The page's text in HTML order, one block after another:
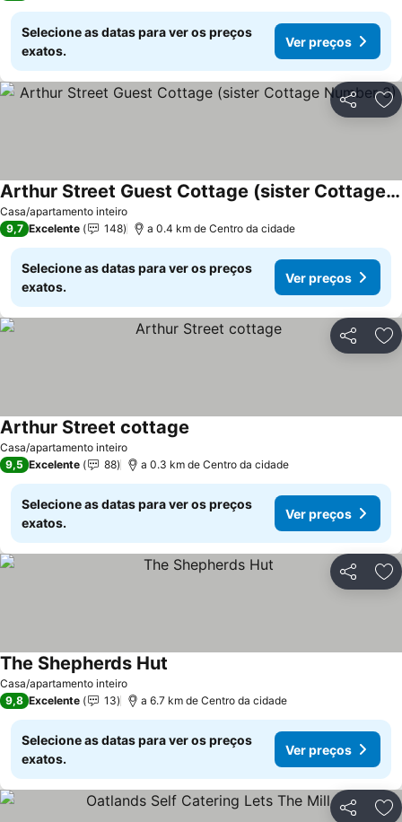
Selecione as datas para ver os preços
exatos.
Ver preços
Partilhar
Casa/apartamento inteiro
Arthur Street Guest Cottage (sister Cottage Number 3)
9,7 Excelente 148 a 0.4 km de Centro da cidade
Selecione as datas para ver os preços
exatos.
Ver preços
Partilhar
Casa/apartamento inteiro
Arthur Street cottage
9,5 Excelente 88 a 0.3 km de Centro da cidade
Selecione as datas para ver os preços
exatos.
Ver preços
Partilhar
Casa/apartamento inteiro
The Shepherds Hut
9,8 Excelente 13 a 6.7 km de Centro da cidade
Selecione as datas para ver os preços
exatos.
Ver preços
Partilhar